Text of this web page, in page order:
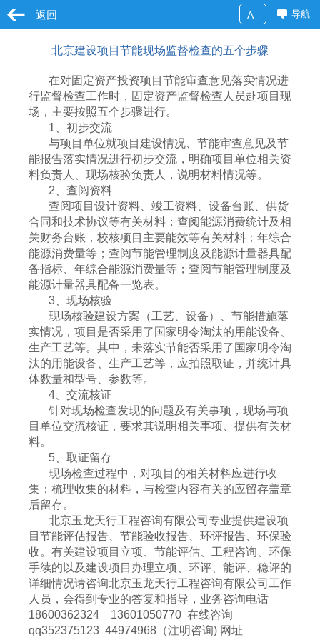
返回 导航
A+
北京建设项目节能现场监督检查的五个步骤
在对固定资产投资项目节能审查意见落实情况进
行监督检查工作时，固定资产监督检查人员赴项目现
场，主要按照五个步骤进行。
1、初步交流
与项目单位就项目建设情况、节能审查意见及节
能报告落实情况进行初步交流，明确项目单位相关资
料负责人、现场核验负责人，说明材料情况等。
2、查阅资料
查阅项目设计资料、竣工资料、设备台账、供货
合同和技术协议等有关材料；查阅能源消费统计及相
关财务台账，校核项目主要能效等有关材料；年综合
能源消费量等；查阅节能管理制度及能源计量器具配
备指标、年综合能源消费量等；查阅节能管理制度及
能源计量器具配备一览表。
3、现场核验
现场核验建设方案（工艺、设备）、节能措施落
实情况，项目是否采用了国家明令淘汰的用能设备、
生产工艺等。其中，未落实节能否采用了国家明令淘
汰的用能设备、生产工艺等，应拍照取证，并统计具
体数量和型号、参数等。
4、交流核证
针对现场检查发现的问题及有关事项，现场与项
目单位交流核证，要求其说明相关事项、提供有关材
料。
5、取证留存
现场检查过程中，对项目的相关材料应进行收
集；梳理收集的材料，与检查内容有关的应留存盖章
后留存。
北京玉龙天行工程咨询有限公司专业提供建设项
目节能评估报告、节能验收报告、环评报告、环保验
收。有关建设项目立项、节能评估、工程咨询、环保
手续的以及建设项目办理立项、环评、能评、稳评的
详细情况请咨询北京玉龙天行工程咨询有限公司工作
人员，会得到专业的答复和指导，业务咨询电话
18600362324 13601050770 在线咨询
qq352375123 44974968（注明咨询) 网址